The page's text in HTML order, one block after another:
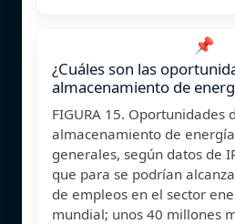
📌
¿Cuáles son las
almacenamiento de
FIGURA 15. Oportunidades
almacenamiento de
generales, según datos de
que para se podrían
de empleos en el sector
mundial; unos 40 millones